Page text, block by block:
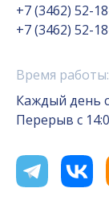
+7 (3462) 52-
+7 (3462) 52-
Время работы:
Каждый день
Перерыв с